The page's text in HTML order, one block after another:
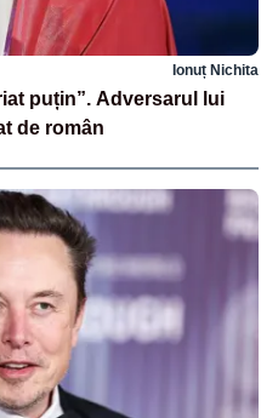
Ionuț Nichita
puțin”. Adversarul lui
de român